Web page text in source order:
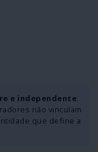
e independente.
não vinculam
que define a